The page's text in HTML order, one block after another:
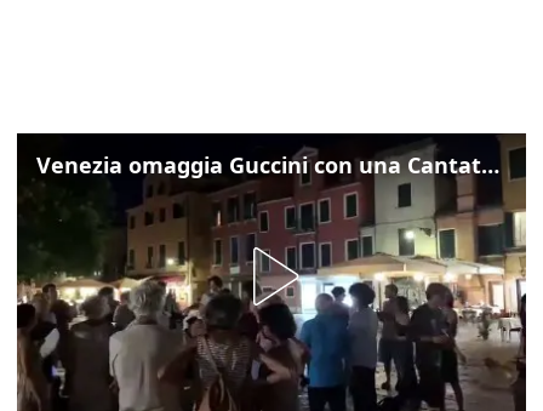
Venezia omaggia Guccini con una Cantata Anarchica in campo Santa Margherita